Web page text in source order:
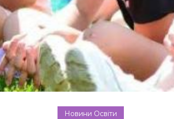
Новини Освіти